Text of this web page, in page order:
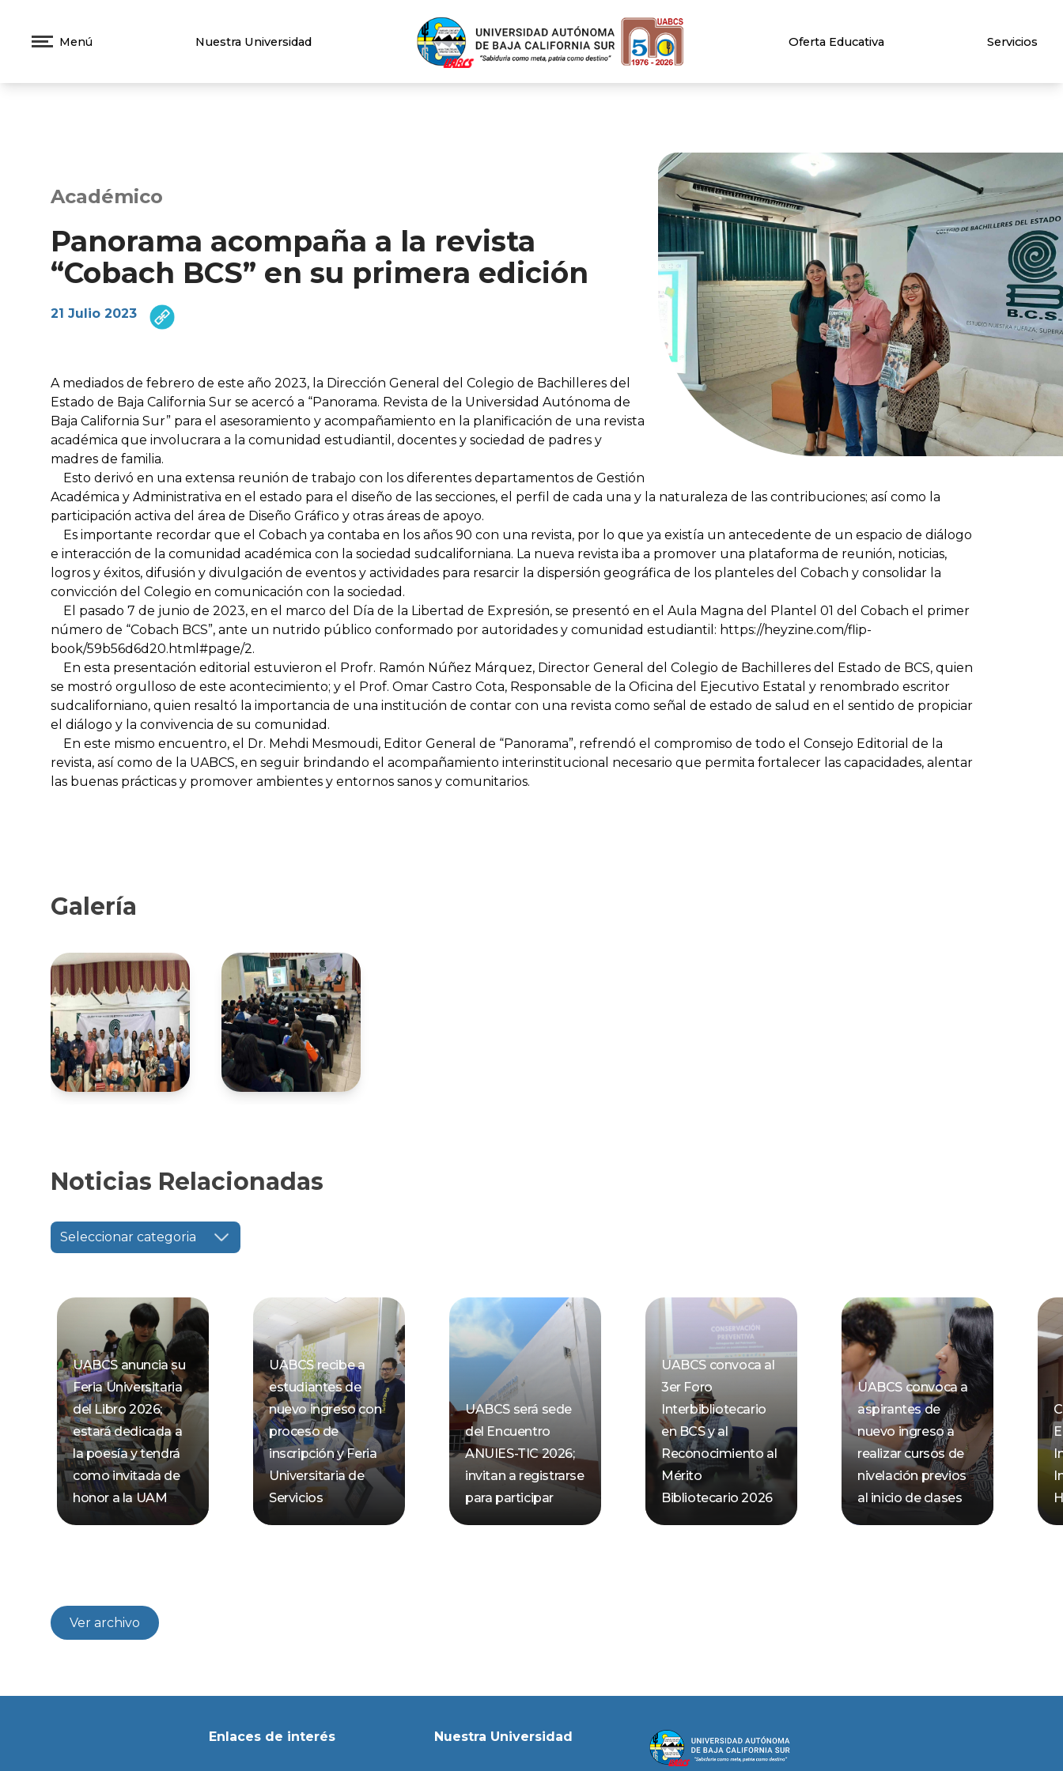
Menú Nuestra Universidad Oferta Educativa Servicios
Académico
Panorama acompaña a la revista
“Cobach BCS” en su primera edición
21 Julio 2023
A mediados de febrero de este año 2023, la Dirección General del Colegio de Bachilleres del
Estado de Baja California Sur se acercó a “Panorama. Revista de la Universidad Autónoma de
Baja California Sur” para el asesoramiento y acompañamiento en la planificación de una revista
académica que involucrara a la comunidad estudiantil, docentes y sociedad de padres y
madres de familia.
Esto derivó en una extensa reunión de trabajo con los diferentes departamentos de Gestión
Académica y Administrativa en el estado para el diseño de las secciones, el perfil de cada una y la naturaleza de las contribuciones; así como la
participación activa del área de Diseño Gráfico y otras áreas de apoyo.
Es importante recordar que el Cobach ya contaba en los años 90 con una revista, por lo que ya existía un antecedente de un espacio de diálogo
e interacción de la comunidad académica con la sociedad sudcaliforniana. La nueva revista iba a promover una plataforma de reunión, noticias,
logros y éxitos, difusión y divulgación de eventos y actividades para resarcir la dispersión geográfica de los planteles del Cobach y consolidar la
convicción del Colegio en comunicación con la sociedad.
El pasado 7 de junio de 2023, en el marco del Día de la Libertad de Expresión, se presentó en el Aula Magna del Plantel 01 del Cobach el primer
número de “Cobach BCS”, ante un nutrido público conformado por autoridades y comunidad estudiantil: https://heyzine.com/flip-
book/59b56d6d20.html#page/2.
En esta presentación editorial estuvieron el Profr. Ramón Núñez Márquez, Director General del Colegio de Bachilleres del Estado de BCS, quien
se mostró orgulloso de este acontecimiento; y el Prof. Omar Castro Cota, Responsable de la Oficina del Ejecutivo Estatal y renombrado escritor
sudcaliforniano, quien resaltó la importancia de una institución de contar con una revista como señal de estado de salud en el sentido de propiciar
el diálogo y la convivencia de su comunidad.
En este mismo encuentro, el Dr. Mehdi Mesmoudi, Editor General de “Panorama”, refrendó el compromiso de todo el Consejo Editorial de la
revista, así como de la UABCS, en seguir brindando el acompañamiento interinstitucional necesario que permita fortalecer las capacidades, alentar
las buenas prácticas y promover ambientes y entornos sanos y comunitarios.
Galería
Noticias Relacionadas
Seleccionar categoria
UABCS anuncia su
Feria Universitaria
del Libro 2026;
estará dedicada a
la poesía y tendrá
como invitada de
honor a la UAM
UABCS recibe a
estudiantes de
nuevo ingreso con
proceso de
inscripción y Feria
Universitaria de
Servicios
UABCS será sede
del Encuentro
ANUIES-TIC 2026;
invitan a registrarse
para participar
UABCS convoca al
3er Foro
Interbibliotecario
en BCS y al
Reconocimiento al
Mérito
Bibliotecario 2026
UABCS convoca a
aspirantes de
nuevo ingreso a
realizar cursos de
nivelación previos
al inicio de clases
Ver archivo
Enlaces de interés Nuestra Universidad